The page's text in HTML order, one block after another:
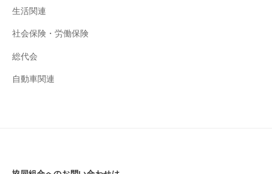
生活関連
社会保険・労働保険
総代会
自動車関連